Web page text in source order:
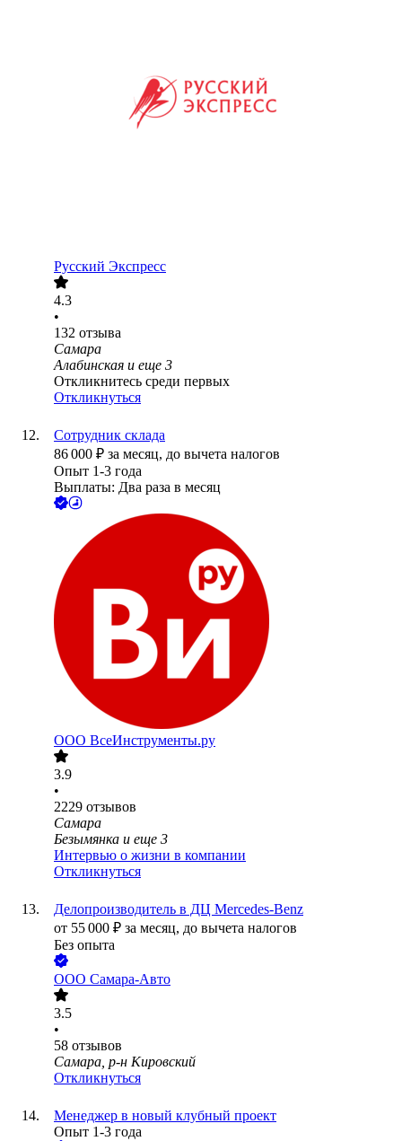
Русский Экспресс
4.3
•
132 отзыва
Самара
Алабинская и еще 3
Откликнитесь среди первых
Откликнуться
Сотрудник склада
86 000 ₽ за месяц, до вычета налогов
Опыт 1-3 года
Выплаты: Два раза в месяц
ООО ВсеИнструменты.ру
3.9
•
2229 отзывов
Самара
Безымянка и еще 3
Интервью о жизни в компании
Откликнуться
Делопроизводитель в ДЦ Mercedes-Benz
от 55 000 ₽ за месяц, до вычета налогов
Без опыта
ООО Самара-Авто
3.5
•
58 отзывов
Самара, р-н Кировский
Откликнуться
Менеджер в новый клубный проект
Опыт 1-3 года